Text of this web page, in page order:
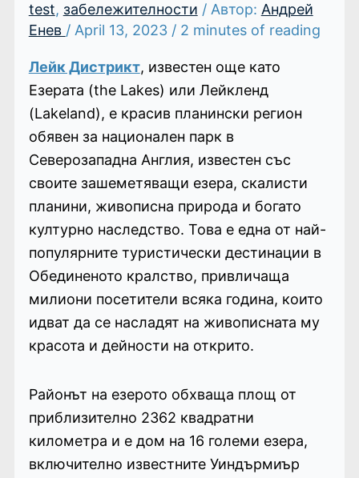
test, забележителности / Автор: Андрей
Енев / April 13, 2023 / 2 minutes of reading
Лейк Дистрикт, известен още като
Езерата (the Lakes) или Лейкленд
(Lakeland), е красив планински регион
обявен за национален парк в
Северозападна Англия, известен със
своите зашеметяващи езера, скалисти
планини, живописна природа и богато
културно наследство. Това е една от най-
популярните туристически дестинации в
Обединеното кралство, привличаща
милиони посетители всяка година, които
идват да се насладят на живописната му
красота и дейности на открито.
Районът на езерото обхваща площ от
приблизително 2362 квадратни
километра и е дом на 16 големи езера,
включително известните Уиндърмиър